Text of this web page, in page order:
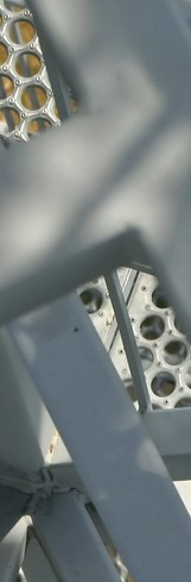
Edelstahl-Produkte 001